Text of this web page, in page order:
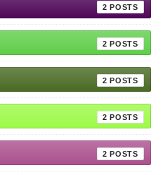
2
2
2
2
2